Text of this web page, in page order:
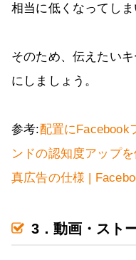
相当に低くなってしま
そのため、伝えたい
にしましょう。
参考:配置にFacebook
ンドの認知度アップ
真広告の仕様 |
3．動画・スト